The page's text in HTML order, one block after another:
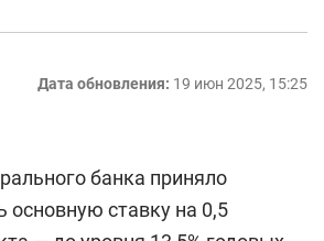
Дата обновления: 19 июн 2025, 15:25
банка приняло
основную ставку на 0,5